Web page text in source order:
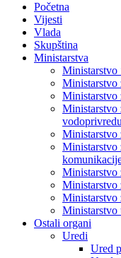
Početna
Vijesti
Vlada
Skupština
Ministarstva
Ministarstvo
Ministarstvo
Ministarstvo
Ministarstvo
vodoprivredu
Ministarstvo
Ministarstvo
Ministarstvo
Ministarstvo
Ministarstvo
Ministarstvo
Ostali organi
Uredi
Ured